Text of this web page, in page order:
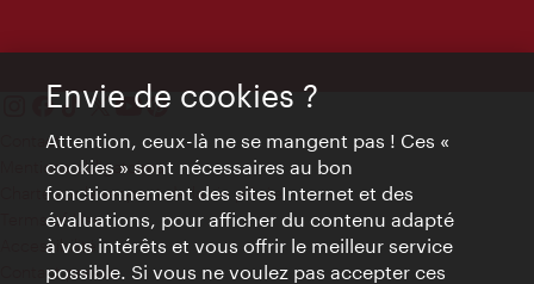
Contact
Mentions obligatoires
Charte sur le respect de la vie privée
Terms of Use
Accessibilité
Contact presse
Envie de cookies ?
Attention, ceux-là ne se mangent pas ! Ces «
cookies » sont nécessaires au bon
fonctionnement des sites Internet et des
évaluations, pour afficher du contenu adapté
à vos intérêts et vous offrir le meilleur service
possible. Si vous ne voulez pas accepter ces